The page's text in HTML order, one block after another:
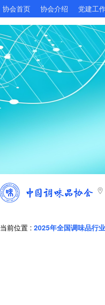
协会首页 协会介绍 党建工
当前位置 : 2025年全国调味品行